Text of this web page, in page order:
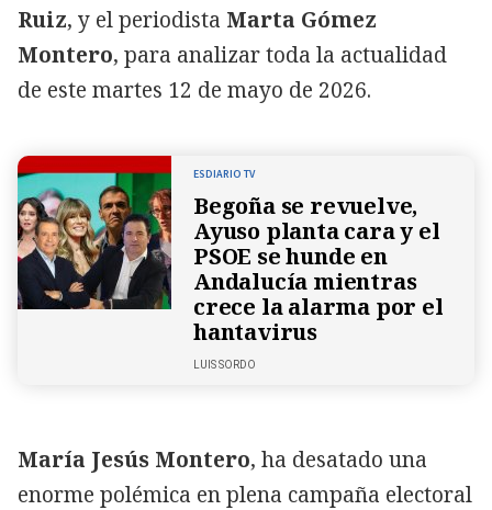
Ruiz, y el periodista Marta Gómez
Montero, para analizar toda la actualidad
de este martes 12 de mayo de 2026.
ESDIARIO TV
Begoña se revuelve,
Ayuso planta cara y el
PSOE se hunde en
Andalucía mientras
crece la alarma por el
hantavirus
LUIS SORDO
María Jesús Montero, ha desatado una
enorme polémica en plena campaña electoral